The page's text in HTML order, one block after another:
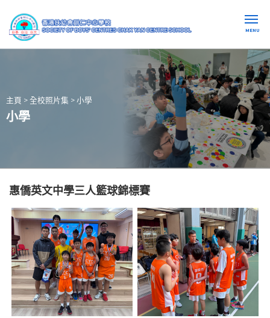
MENU
主頁 > 全校照片集 > 小學
小學
惠僑英文中學三人籃球錦標賽